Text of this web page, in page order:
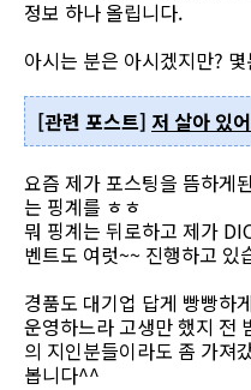
정보 하나 올립니다.
아시는 분은 아시겠지만?
[관련 포스트] 저 살아 있
요즘 제가 포스팅을 뜸하게
는 핑계를 ㅎㅎ
뭐 핑계는 뒤로하고 제가
벤트도 여럿~~ 진행하고 있
경품도 대기업 답게 빵빵하
운영하느라 고생만 했지 전
의 지인분들이라도 좀 가져
봅니다^^